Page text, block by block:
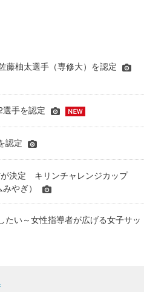
藤柚太選手（専修大）を認定
手を認定
認定
決定 キリンチャレンジカップ
やぎ）
たい～女性指導者が広げる女子サッ